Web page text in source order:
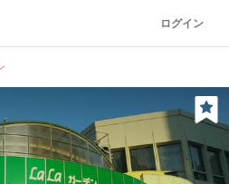
ログイン